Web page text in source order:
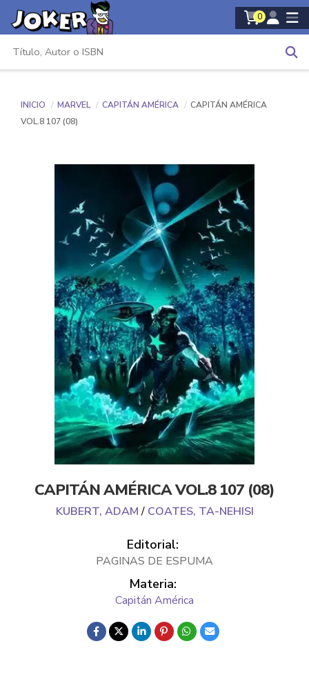
0
INICIO MARVEL CAPITÁN AMÉRICA
CAPITÁN AMÉRICA
VOL.8 107 (08)
CAPITÁN AMÉRICA VOL.8 107 (08)
KUBERT, ADAM/ COATES, TA-NEHISI
Editorial:
PAGINAS DE ESPUMA
Materia:
Capitán América